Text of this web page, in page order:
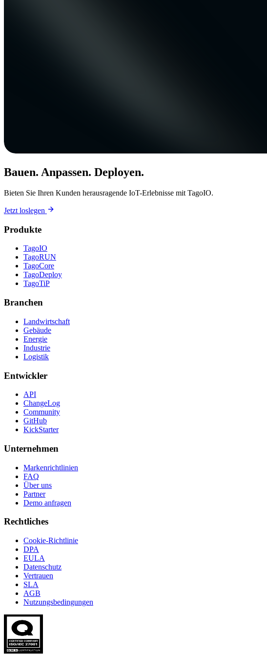
Bauen. Anpassen. Deployen.
Bieten Sie Ihren Kunden herausragende IoT-Erlebnisse mit TagoIO.
Jetzt loslegen
Produkte
TagoIO
TagoRUN
TagoCore
TagoDeploy
TagoTiP
Branchen
Landwirtschaft
Gebäude
Energie
Industrie
Logistik
Entwickler
API
ChangeLog
Community
GitHub
KickStarter
Unternehmen
Markenrichtlinien
FAQ
Über uns
Partner
Demo anfragen
Rechtliches
Cookie-Richtlinie
DPA
EULA
Datenschutz
Vertrauen
SLA
AGB
Nutzungsbedingungen